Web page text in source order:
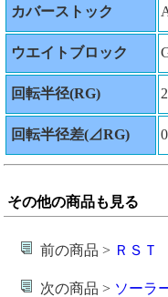
カバーストック
ウエイトブロック
回転半径(RG)
回転半径差(⊿RG)
その他の商品も見る
前の商品 > ＲＳＴ
次の商品 > ソーラ